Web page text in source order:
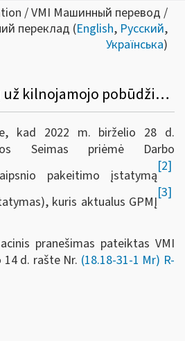
/ VMI Машинный перевод /
переклад (English, Русский,
Українська)
Dėl kompensacijų už kilnojamojo pobūdžio darbą
kad 2022 m. birželio 28 d.
Seimas priėmė Darbo
pakeitimo įstatymą
[2]
kuris aktualus GPMĮ
[3]
pranešimas pateiktas VMI
14 d. rašte Nr. (18.18-31-1 Mr) R-